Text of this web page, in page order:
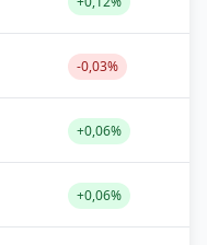
-0,03%
+0,06%
+0,06%